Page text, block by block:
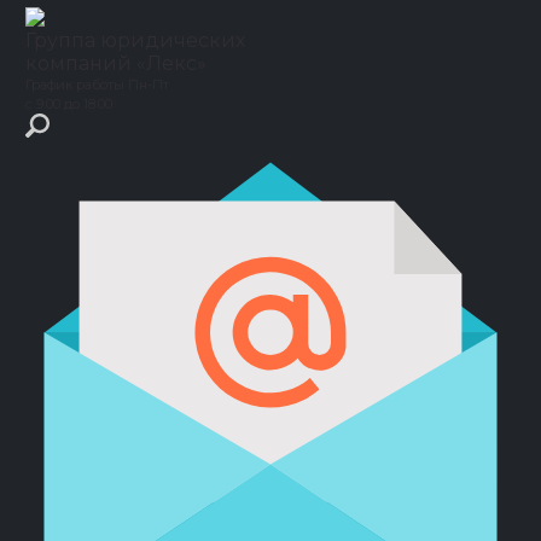
Участникам СВО
›
Более чем в два раза уменьшили
стоимость работ, взыскиваемую с нашего клиента ООО «Терра»
стоимость работ, взыскиваемую с
нашего клиента ООО «Терра»
По результатам экспертизы и в ходе
судебного разбирательства юристы ГЮК Лекс
доказали, что работы истцом выполнены
всего на 13 из 30 млн руб.